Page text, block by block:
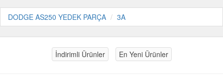
DODGE AS250 YEDEK PARÇA 3A
İndirimli Ürünler En Yeni Ürünler